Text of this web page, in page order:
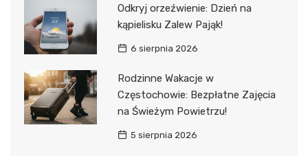
Odkryj orzeźwienie: Dzień na
kąpielisku Zalew Pająk!
6 sierpnia 2026
Rodzinne Wakacje w
Częstochowie: Bezpłatne Zajęcia
na Świeżym Powietrzu!
5 sierpnia 2026